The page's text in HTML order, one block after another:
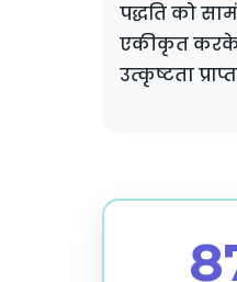
पद्धति को
एकीकृत करके
उत्कृष्टता